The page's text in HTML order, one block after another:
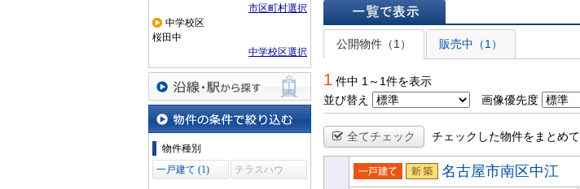
市区町村選択
中学校区
桜田中
中学校区選択
沿線・駅から探す
物件の条件で絞り込む
物件種別
一戸建て (1)
テラスハウ
一覧で表示
公開物件（1）
販売中（1）
1 件中 1～1件を表示
並び替え
画像優先度
全てチェック チェックした物件をまとめて
名古屋市南区中江